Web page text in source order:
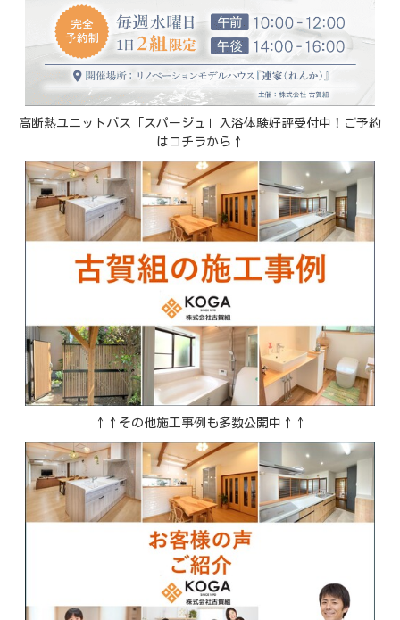
高断熱ユニットバス「スパージュ」入浴体験好評受付中！ご予約
はコチラから↑
↑↑その他施工事例も多数公開中↑↑